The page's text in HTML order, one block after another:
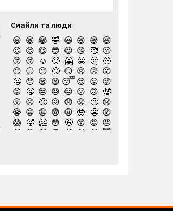
Смайли та люди
😀 😁 😂 🤣 😃 😄 😅 😆
😉 😊 😋 😎 😍 😘 🥰 😗
😙 😚 ☺️ 🙂 🤗 🤩 🤔 🤨
😐 😑 😶 🙄 😏 😣 😥 😮
🤐 😯 😪 😫 😴 😌 😛 😜
😝 🤤 😒 😓 😔 😕 🙃 🤑
😲 ☹️ 🙁 😖 😞 😟 😤 😢
😭 😦 😧 😨 😩 🤯 😬 😰
😱 🥵 🥶 😳 🤪 😵 😡 😠
🤬
😷 🤒 🤕 🤢 🤮 🤧 😇